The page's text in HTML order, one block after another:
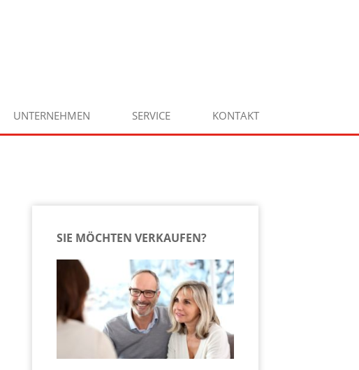
UNTERNEHMEN SERVICE KONTAKT
SIE MÖCHTEN VERKAUFEN?